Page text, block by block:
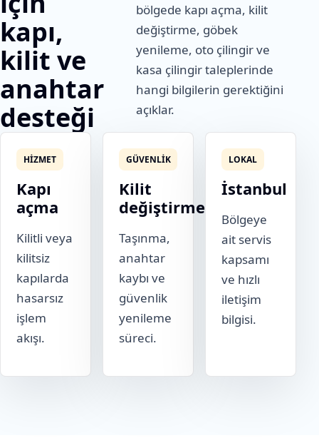
kapı,
kilit ve
anahtar
desteği
bölgede kapı açma, kilit
değiştirme, göbek
yenileme, oto çilingir ve
kasa çilingir taleplerinde
hangi bilgilerin gerektiğini
açıklar.
HIZMET
Kapı
açma
Kilitli veya
kilitsiz
kapılarda
hasarsız
işlem
akışı.
GÜVENLIK
Kilit
değiştirme
Taşınma,
anahtar
kaybı ve
güvenlik
yenileme
süreci.
LOKAL
İstanbul
Bölgeye
ait servis
kapsamı
ve hızlı
iletişim
bilgisi.